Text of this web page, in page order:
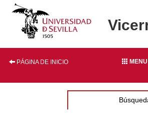
PÁGINA DE INICIO MENU